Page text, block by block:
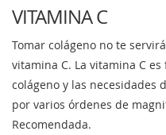
VITAMINA C
Tomar colágeno no te
vitamina C. La vitamina C
colágeno y las necesidades
por varios órdenes de
Recomendada.